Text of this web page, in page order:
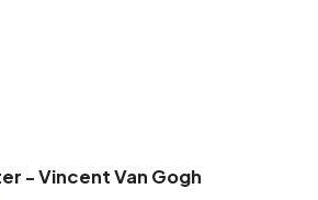
- Vincent Van Gogh